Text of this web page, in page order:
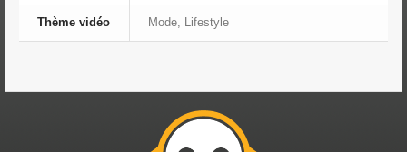
Thème vidéo Mode, Lifestyle